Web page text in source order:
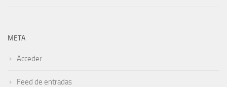
META
Acceder
Feed de entradas